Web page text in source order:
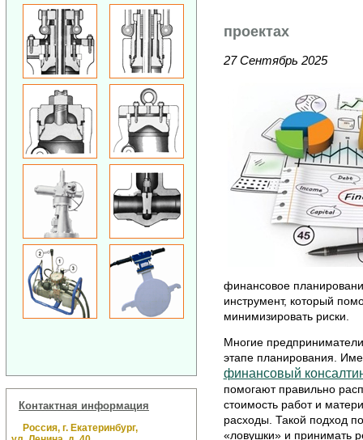
Контактная информация
Россия, г. Екатеринбург,
проектах
27 Сентябрь 2025
финансовое
инструмент, который
минимизировать риски.
Многие
этапе планирования.
финансовый
помогают правильно
стоимость работ и
расходы. Такой подход
«ловушки» и принимать